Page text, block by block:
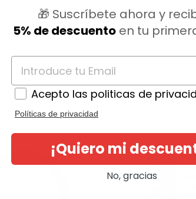
🎁 Suscríbete ahora y
5% de descuentoen tu
Acepto las politicas de
Políticas de privacidad
¡Quiero mi
No, gracias